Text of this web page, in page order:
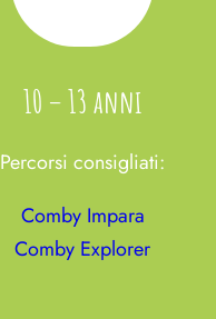
10 – 13 anni
Percorsi consigliati:
Comby Impara
Comby Explorer